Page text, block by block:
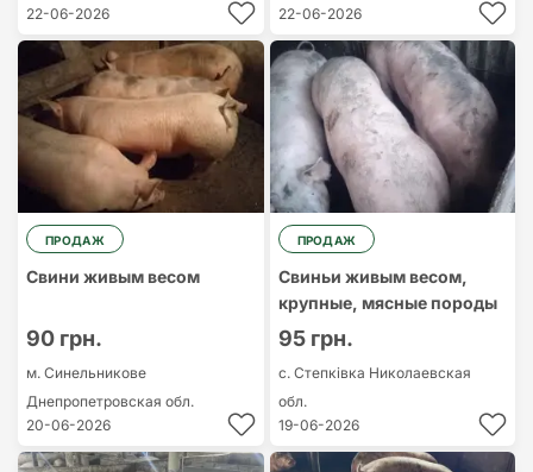
22-06-2026
22-06-2026
ПРОДАЖ
Свини живым весом
90 грн.
м. Синельникове
Днепропетровская обл.
20-06-2026
ПРОДАЖ
Свиньи живым весом,
крупные, мясные породы
95 грн.
с. Степківка Николаевская
обл.
19-06-2026